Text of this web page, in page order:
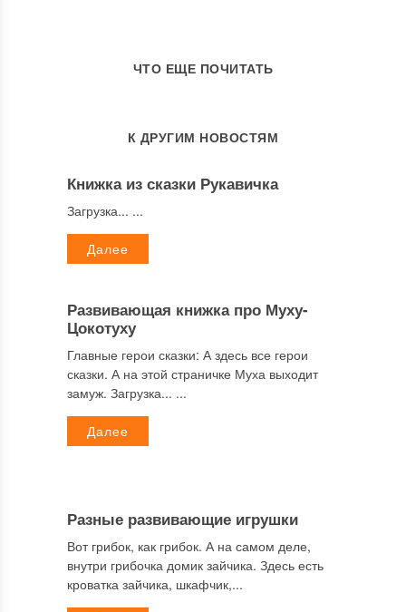
ЧТО ЕЩЕ ПОЧИТАТЬ
К ДРУГИМ НОВОСТЯМ
Книжка из сказки Рукавичка
Загрузка... ...
Далее
Развивающая книжка про Муху-
Цокотуху
Главные герои сказки: А здесь все герои
сказки. А на этой страничке Муха выходит
замуж. Загрузка... ...
Далее
Разные развивающие игрушки
Вот грибок, как грибок. А на самом деле,
внутри грибочка домик зайчика. Здесь есть
кроватка зайчика, шкафчик,...